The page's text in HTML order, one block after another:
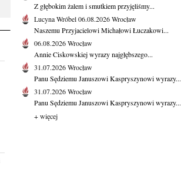
Z głębokim żalem i smutkiem przyjęliśmy...
Lucyna Wróbel06.08.2026Wrocław
Naszemu Przyjacielowi Michałowi Łuczakowi...
06.08.2026Wrocław
Annie Ciskowskiej wyrazy najgłębszego...
31.07.2026Wrocław
Panu Sędziemu Januszowi Kaspryszynowi wyrazy...
31.07.2026Wrocław
Panu Sędziemu Januszowi Kaspryszynowi wyrazy...
+ więcej